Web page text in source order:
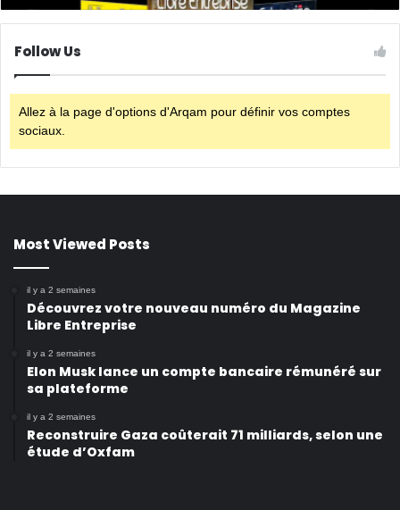
Follow Us
Allez à la page d'options d'Arqam pour définir vos comptes
sociaux.
Most Viewed Posts
il y a 2 semaines
Découvrez votre nouveau numéro du Magazine
Libre Entreprise
il y a 2 semaines
Elon Musk lance un compte bancaire rémunéré sur
sa plateforme
il y a 2 semaines
Reconstruire Gaza coûterait 71 milliards, selon une
étude d’Oxfam